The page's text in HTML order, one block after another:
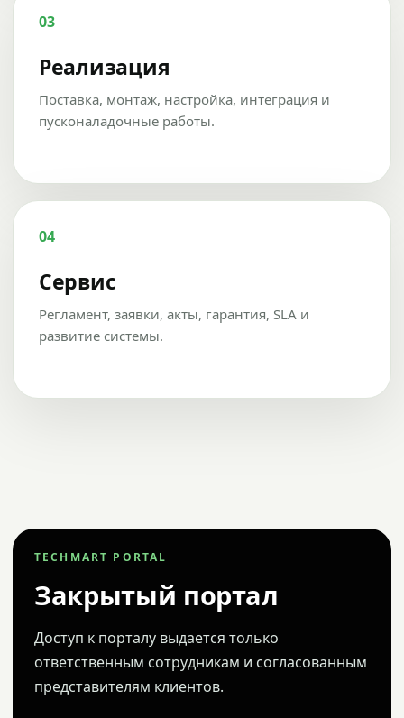
03
Реализация
Поставка, монтаж, настройка, интеграция и
пусконаладочные работы.
04
Сервис
Регламент, заявки, акты, гарантия, SLA и
развитие системы.
TECHMART PORTAL
Закрытый портал
Доступ к порталу выдается только
ответственным сотрудникам и согласованным
представителям клиентов.